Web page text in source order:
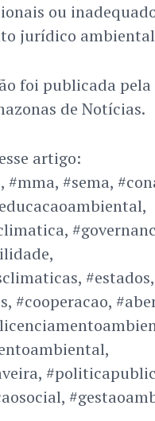
ou
jurídico
foi publicada pela
de Notícias.
artigo:
#mma, #sema,
#estados,
#cooperacao,